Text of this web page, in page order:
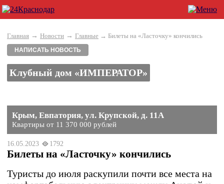
Главная → Новости → Главные → Билеты на «Ласточку» кончились
НАПИСАТЬ НОВОСТЬ
Клубный дом «ИМПЕРАТОР»
Крым, Евпатория, ул. Крупской, д. 11А
Квартиры от 11 370 000 рублей
16.05.2023 1792
Билеты на «Ласточку» кончились
Туристы до июля раскупили почти все места на